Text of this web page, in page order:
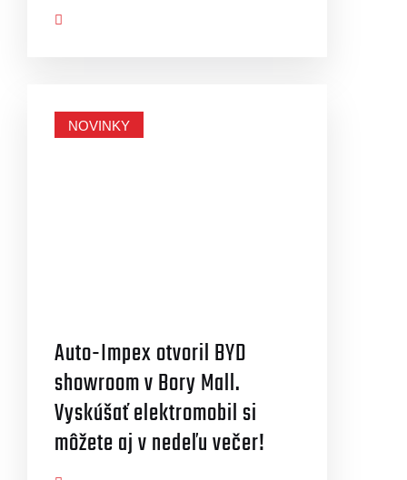
NOVINKY
Auto-Impex otvoril BYD
showroom v Bory Mall.
Vyskúšať elektromobil si
môžete aj v nedeľu večer!